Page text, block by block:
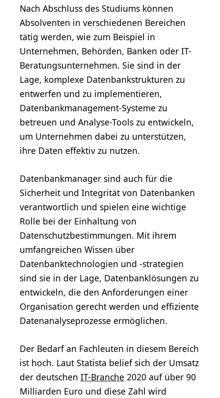
Nach Abschluss des Studiums können
Absolventen in verschiedenen Bereichen
tätig werden, wie zum Beispiel in
Unternehmen, Behörden, Banken oder IT-
Beratungsunternehmen. Sie sind in der
Lage, komplexe Datenbankstrukturen zu
entwerfen und zu implementieren,
Datenbankmanagement-Systeme zu
betreuen und Analyse-Tools zu entwickeln,
um Unternehmen dabei zu unterstützen,
ihre Daten effektiv zu nutzen.
Datenbankmanager sind auch für die
Sicherheit und Integrität von Datenbanken
verantwortlich und spielen eine wichtige
Rolle bei der Einhaltung von
Datenschutzbestimmungen. Mit ihrem
umfangreichen Wissen über
Datenbanktechnologien und -strategien
sind sie in der Lage, Datenbanklösungen zu
entwickeln, die den Anforderungen einer
Organisation gerecht werden und effiziente
Datenanalyseprozesse ermöglichen.
Der Bedarf an Fachleuten in diesem Bereich
ist hoch. Laut Statista belief sich der Umsatz
der deutschen IT-Branche 2020 auf über 90
Milliarden Euro und diese Zahl wird